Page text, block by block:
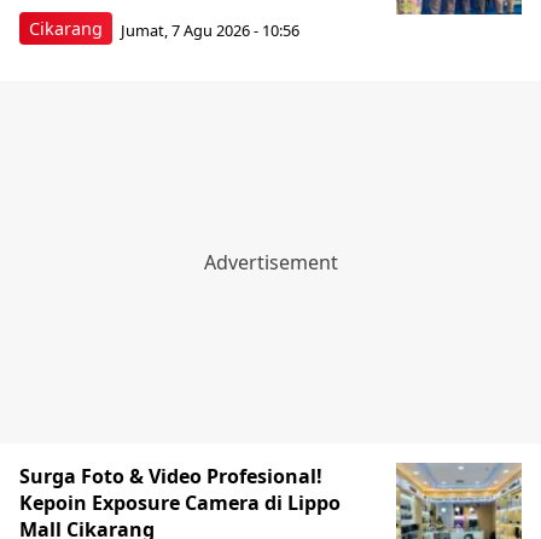
Cikarang Jumat, 7 Agu 2026 - 10:56
Surga Foto & Video Profesional!
Kepoin Exposure Camera di Lippo
Mall Cikarang